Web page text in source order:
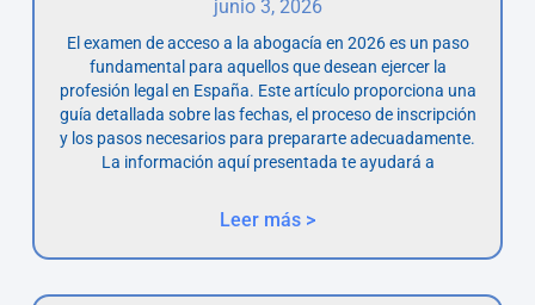
junio 3, 2026
El examen de acceso a la abogacía en 2026 es un paso
fundamental para aquellos que desean ejercer la
profesión legal en España. Este artículo proporciona una
guía detallada sobre las fechas, el proceso de inscripción
y los pasos necesarios para prepararte adecuadamente.
La información aquí presentada te ayudará a
Leer más >